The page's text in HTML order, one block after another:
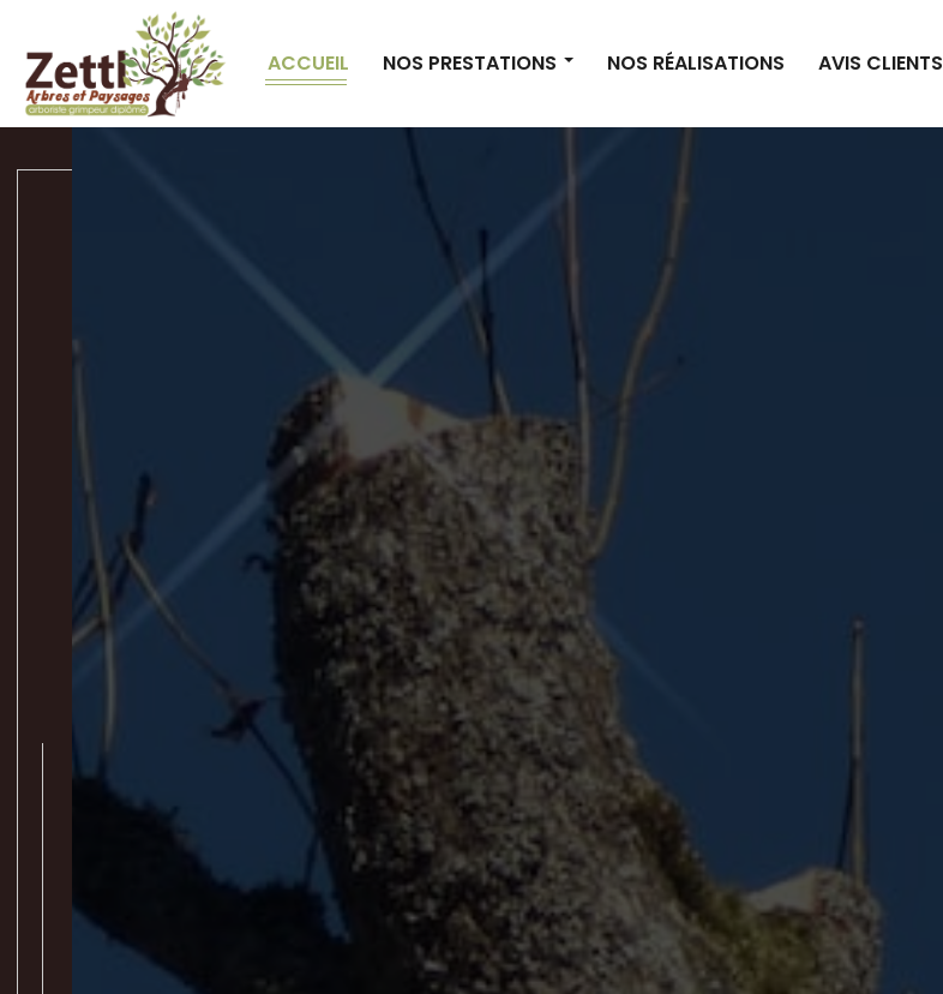
HORAIRES
ACCUEIL NOS PRESTATIONS NOS RÉALISATIONS AVIS CLIENTS
Panneau de gestion des cookies